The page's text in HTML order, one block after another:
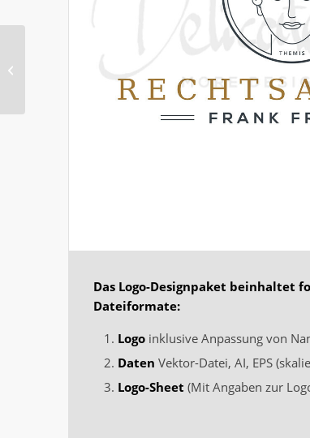
Das Logo-Designpaket beinhaltet
Dateiformate:
Logo inklusive Anpassung von
Daten Vektor-Datei, AI, EPS
Logo-Sheet (Mit Angaben zur